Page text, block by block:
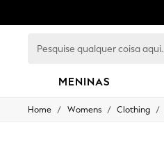
qualquer
MENINAS
GIRLS
Home / Womens / Clothing /